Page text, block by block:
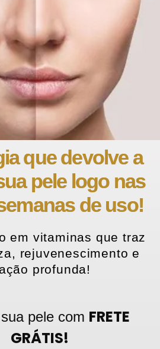
que devolve a
pele logo nas
de uso!
em vitaminas que traz
rejuvenescimento e
profunda!
pele com FRETE
GRÁTIS!